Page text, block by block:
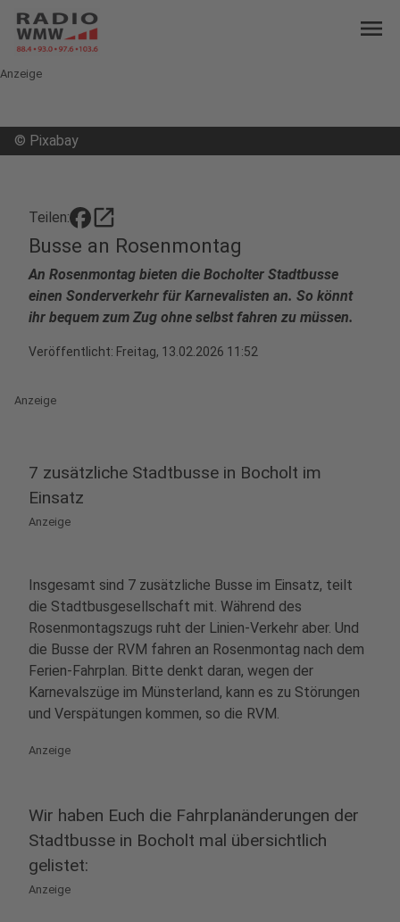
menu
Anzeige
© Pixabay
Teilen: open_in_new
Busse an Rosenmontag
An Rosenmontag bieten die Bocholter Stadtbusse
einen Sonderverkehr für Karnevalisten an. So könnt
ihr bequem zum Zug ohne selbst fahren zu müssen.
Veröffentlicht: Freitag, 13.02.2026 11:52
Anzeige
7 zusätzliche Stadtbusse in Bocholt im
Einsatz
Anzeige
Insgesamt sind 7 zusätzliche Busse im Einsatz, teilt
die Stadtbusgesellschaft mit. Während des
Rosenmontagszugs ruht der Linien-Verkehr aber. Und
die Busse der RVM fahren an Rosenmontag nach dem
Ferien-Fahrplan. Bitte denkt daran, wegen der
Karnevalszüge im Münsterland, kann es zu Störungen
und Verspätungen kommen, so die RVM.
Anzeige
Wir haben Euch die Fahrplanänderungen der
Stadtbusse in Bocholt mal übersichtlich
gelistet:
Anzeige